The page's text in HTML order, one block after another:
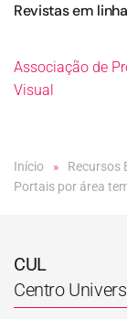
Revistas em
Associação de
Visual
Início Recursos
Portais por área
CUL
Centro